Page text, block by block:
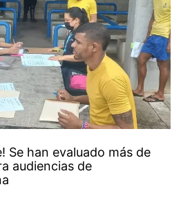
Se han evaluado más de
audiencias de